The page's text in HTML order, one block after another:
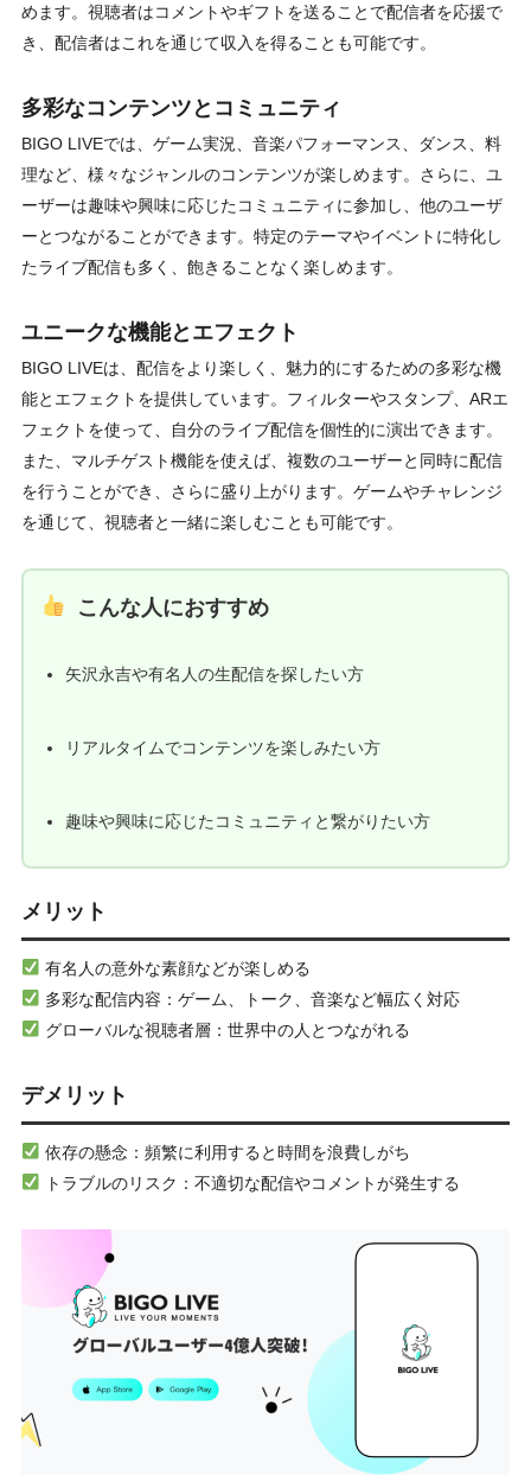
めます。視聴者はコメントやギフトを送ることで配信者を応援で
き、配信者はこれを通じて収入を得ることも可能です。
多彩なコンテンツとコミュニティ
BIGO LIVEでは、ゲーム実況、音楽パフォーマンス、ダンス、料
理など、様々なジャンルのコンテンツが楽しめます。さらに、ユ
ーザーは趣味や興味に応じたコミュニティに参加し、他のユーザ
ーとつながることができます。特定のテーマやイベントに特化し
たライブ配信も多く、飽きることなく楽しめます。
ユニークな機能とエフェクト
BIGO LIVEは、配信をより楽しく、魅力的にするための多彩な機
能とエフェクトを提供しています。フィルターやスタンプ、ARエ
フェクトを使って、自分のライブ配信を個性的に演出できます。
また、マルチゲスト機能を使えば、複数のユーザーと同時に配信
を行うことができ、さらに盛り上がります。ゲームやチャレンジ
を通じて、視聴者と一緒に楽しむことも可能です。
こんな人におすすめ
矢沢永吉や有名人の生配信を探したい方
リアルタイムでコンテンツを楽しみたい方
趣味や興味に応じたコミュニティと繋がりたい方
メリット
有名人の意外な素顔などが楽しめる
多彩な配信内容：ゲーム、トーク、音楽など幅広く対応
グローバルな視聴者層：世界中の人とつながれる
デメリット
依存の懸念：頻繁に利用すると時間を浪費しがち
トラブルのリスク：不適切な配信やコメントが発生する